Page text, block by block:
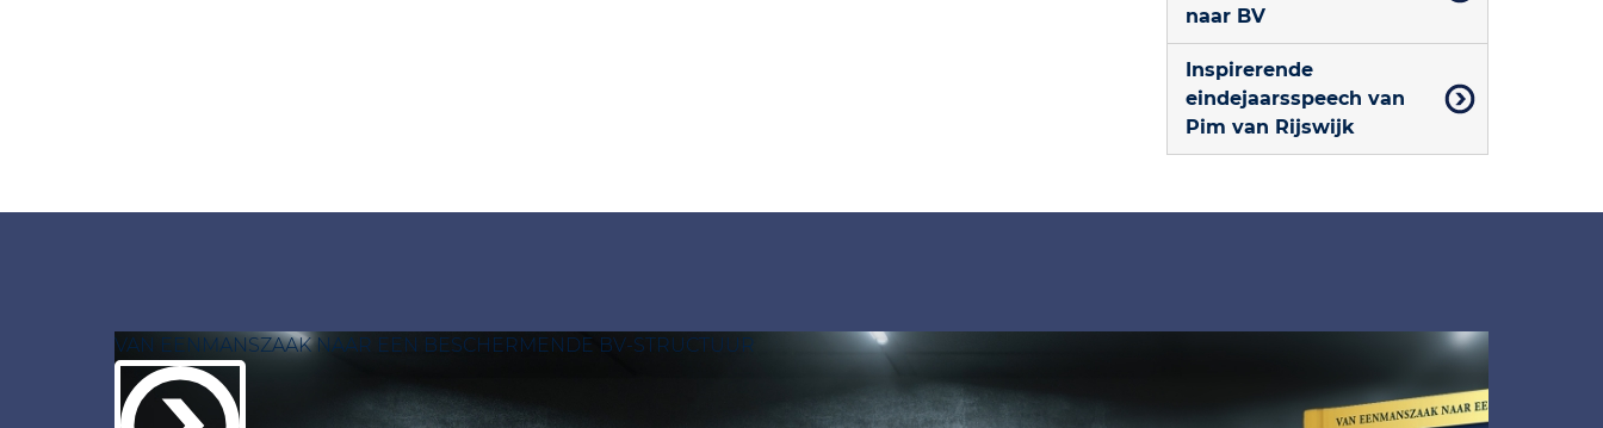
naar BV
Inspirerende
eindejaarsspeech van
Pim van Rijswijk
VAN EENMANSZAAK NAAR EEN BESCHERMENDE BV-STRUCTUUR